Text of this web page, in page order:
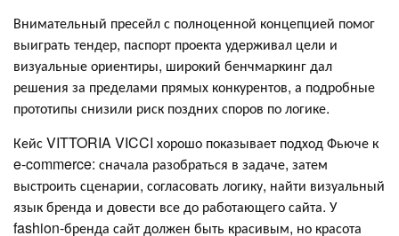
Внимательный пресейл с полноценной концепцией помог
выиграть тендер, паспорт проекта удерживал цели и
визуальные ориентиры, широкий бенчмаркинг дал
решения за пределами прямых конкурентов, а подробные
прототипы снизили риск поздних споров по логике.
Кейс VITTORIA VICCI хорошо показывает подход Фьюче к
e-commerce: сначала разобраться в задаче, затем
выстроить сценарии, согласовать логику, найти визуальный
язык бренда и довести все до работающего сайта. У
fashion-бренда сайт должен быть красивым, но красота